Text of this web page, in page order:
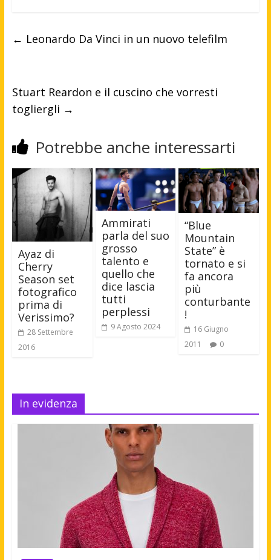
← Leonardo Da Vinci in un nuovo telefilm
Stuart Reardon e il cuscino che vorresti
togliergli →
Potrebbe anche interessarti
Ayaz di
Cherry
Season set
fotografico
prima di
Verissimo?
28 Settembre
2016
Ammirati
parla del suo
grosso
talento e
quello che
dice lascia
tutti
perplessi
9 Agosto 2024
“Blue
Mountain
State” è
tornato e si
fa ancora
più
conturbante
!
16 Giugno
2011
0
In evidenza